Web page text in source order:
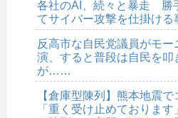
各社のAI、続々と暴走 勝
てサイバー攻撃を仕掛ける
反高市な自民党議員がモー
演、すると普段は自民を叩
が……
【倉庫型陳列】熊本地震
「重く受け止めておりま